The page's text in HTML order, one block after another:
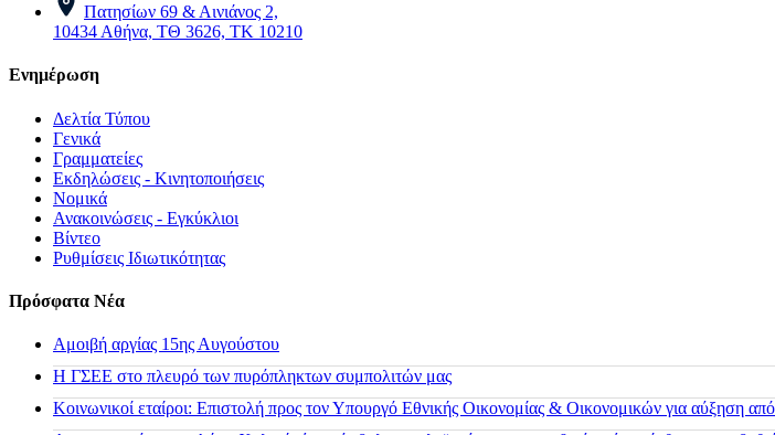
Πατησίων 69 & Αινιάνος 2,
10434 Αθήνα, ΤΘ 3626, ΤΚ 10210
Ενημέρωση
Δελτία Τύπου
Γενικά
Γραμματείες
Εκδηλώσεις - Κινητοποιήσεις
Νομικά
Ανακοινώσεις - Εγκύκλιοι
Βίντεο
Ρυθμίσεις Ιδιωτικότητας
Πρόσφατα Νέα
Αμοιβή αργίας 15ης Αυγούστου
H ΓΣΕΕ στο πλευρό των πυρόπληκτων συμπολιτών μας
Κοινωνικοί εταίροι: Επιστολή προς τον Υπουργό Εθνικής Οικονομίας & Οικονομικών για αύξηση